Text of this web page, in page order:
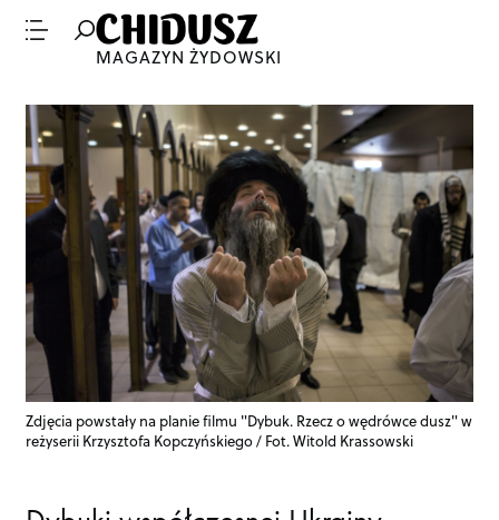
MAGAZYN ŻYDOWSKI
Zdjęcia powstały na planie filmu "Dybuk. Rzecz o wędrówce dusz" w
reżyserii Krzysztofa Kopczyńskiego / Fot. Witold Krassowski